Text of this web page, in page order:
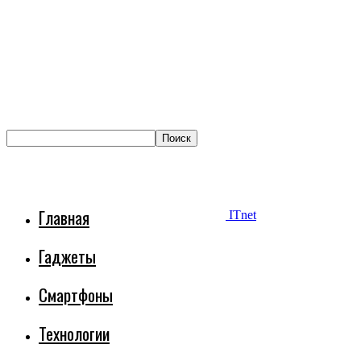
ITnet
Главная
Гаджеты
Смартфоны
Технологии